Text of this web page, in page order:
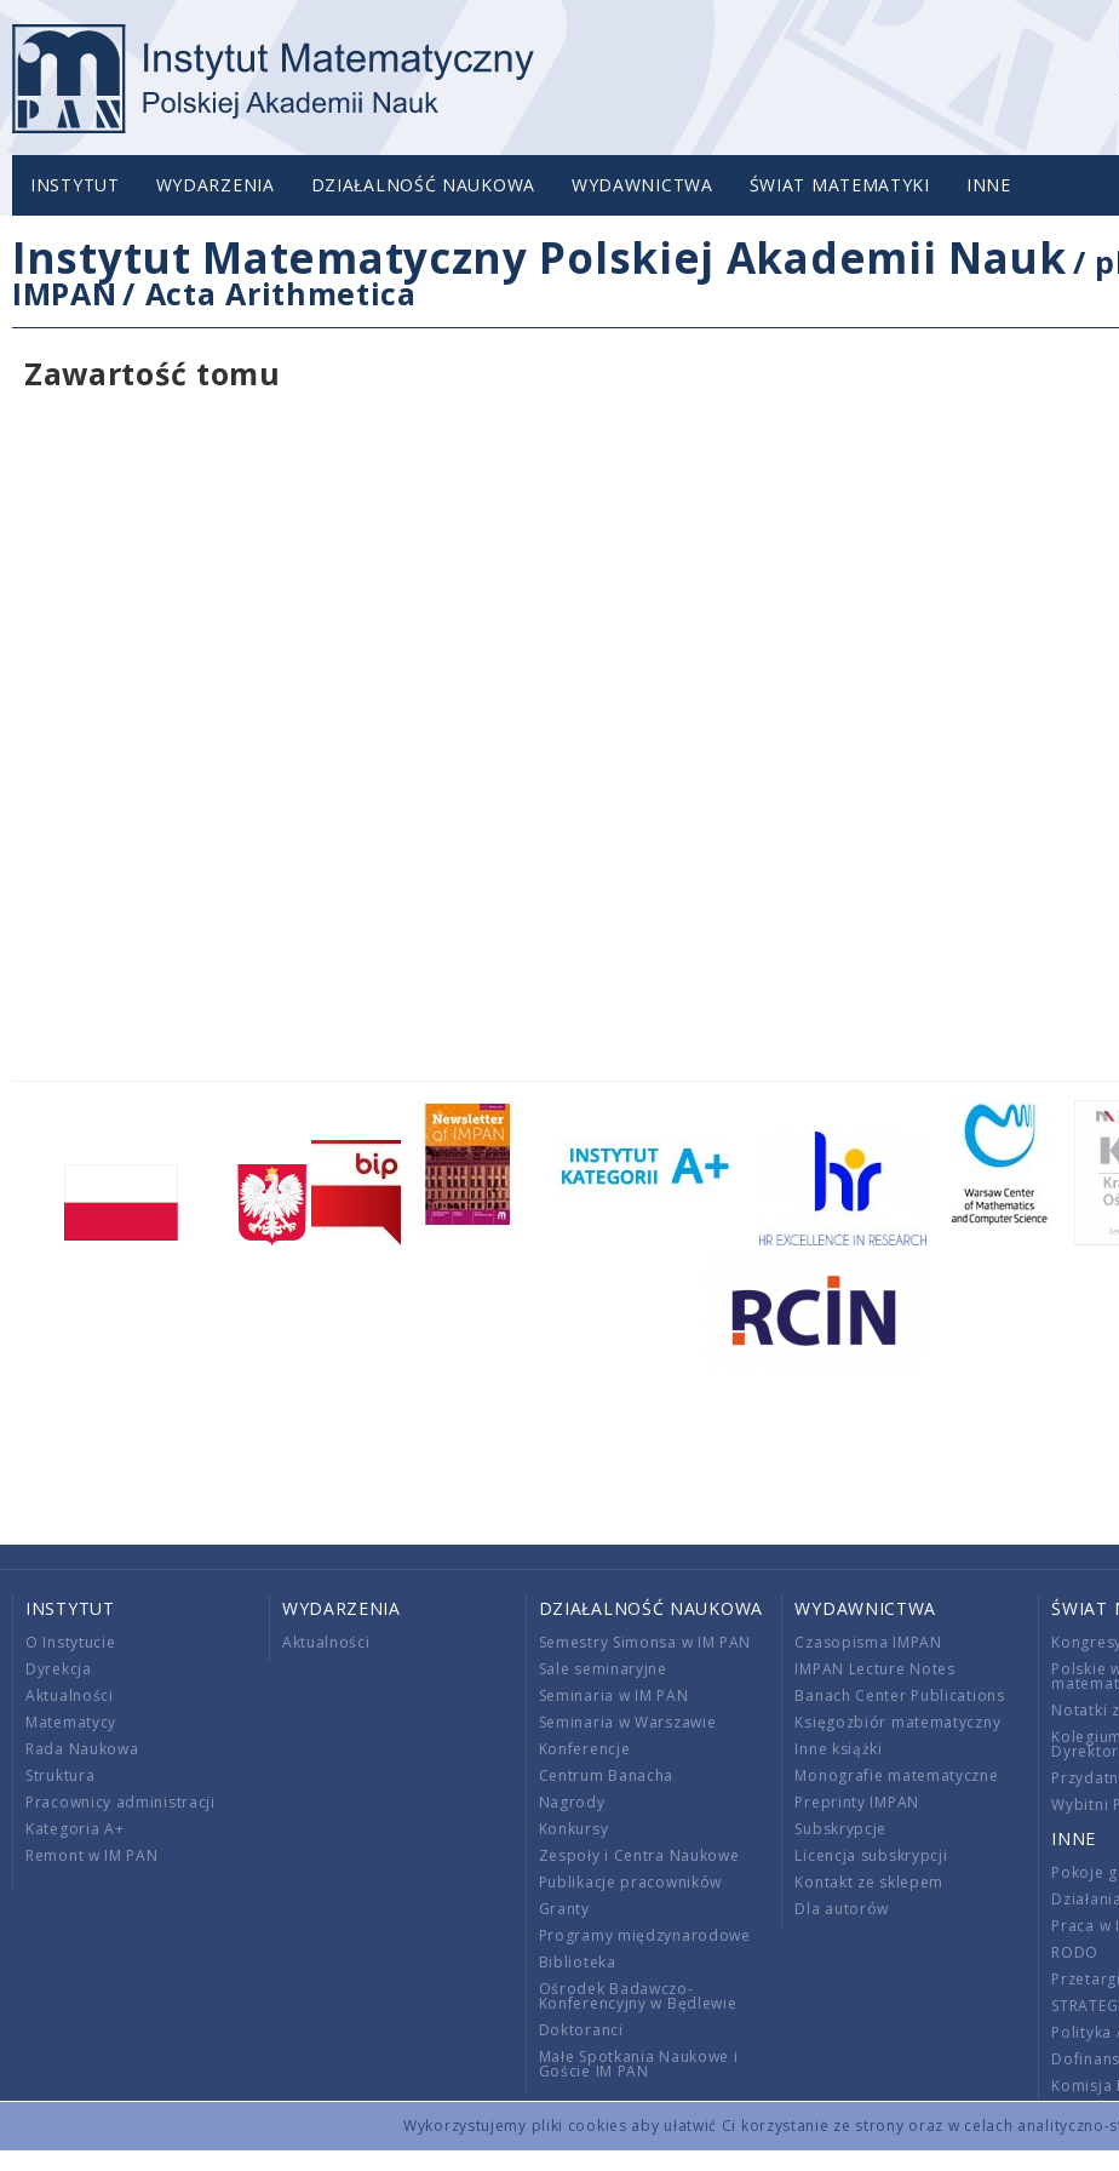
Wykorzystujemy pliki cookies aby ułatwić Ci korzystanie ze strony oraz w celach analityczno-
INSTYTUT WYDARZENIA DZIAŁALNOŚĆ NAUKOWA WYDAWNICTWA ŚWIAT MATEMATYKI INNE
Instytut Matematyczny Polskiej Akademii Nauk/
IMPAN / Acta Arithmetica
Zawartość tomu
INSTYTUT
O Instytucie
Dyrekcja
Aktualności
Matematycy
Rada Naukowa
Struktura
Pracownicy administracji
Kategoria A+
Remont w IM PAN
WYDARZENIA
Aktualności
DZIAŁALNOŚĆ NAUKOWA
Semestry Simonsa w IM PAN
Sale seminaryjne
Seminaria w IM PAN
Seminaria w Warszawie
Konferencje
Centrum Banacha
Nagrody
Konkursy
Zespoły i Centra Naukowe
Publikacje pracowników
Granty
Programy międzynarodowe
Biblioteka
Ośrodek Badawczo-
Konferencyjny w Będlewie
Doktoranci
Małe Spotkania Naukowe i
Goście IM PAN
WYDAWNICTWA
Czasopisma IMPAN
IMPAN Lecture Notes
Banach Center Publications
Księgozbiór matematyczny
Inne książki
Monografie matematyczne
Preprinty IMPAN
Subskrypcje
Licencja subskrypcji
Kontakt ze sklepem
Dla autorów
ŚWIAT
Polskie
Notatki
Wybitni
INNE
Pokoje
Praca w
RODO
Przetargi
Polityka
Komisja